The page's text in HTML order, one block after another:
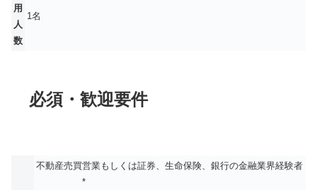
用
人
数
1名
必須・歓迎要件
不動産売買営業もしくは証券、生命保険、銀行の金融業界経験者
*